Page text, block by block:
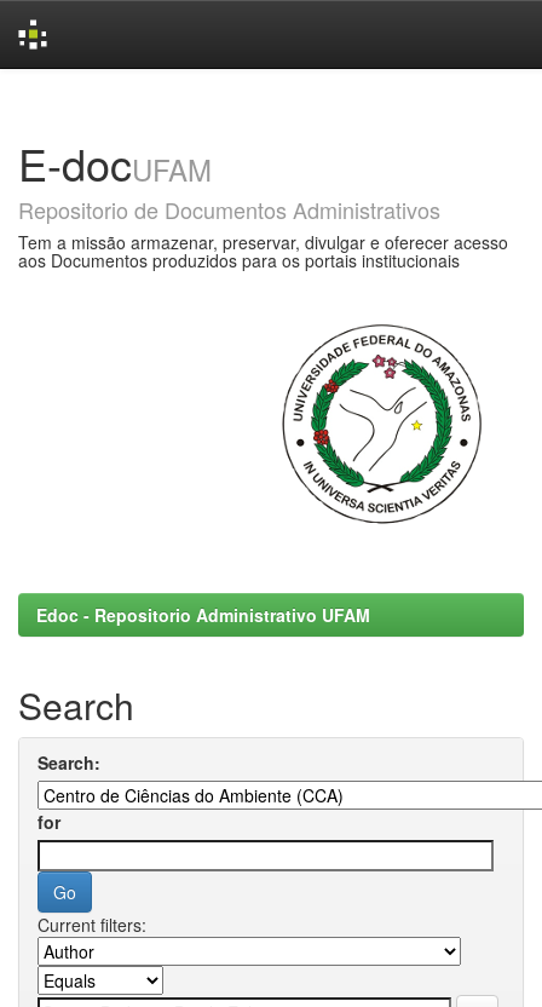
E-docUFAM
Repositorio de Documentos Administrativos
Tem a missão armazenar, preservar, divulgar e oferecer acesso
aos Documentos produzidos para os portais institucionais
Edoc - Repositorio Administrativo UFAM
Search
Search:
for
Current filters: